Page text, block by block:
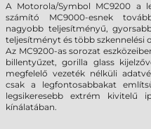
A Motorola/Symbol MC9200 a
számító MC9000-esnek
nagyobb teljesítményű,
teljesítményt és több szkennelési
Az MC9200-as sorozat
billentyűzet, gorilla glass
megfelelő vezeték nélküli
csak a legfontosabbakat
legsikeresebb extrém kivitelű
kínálatában.